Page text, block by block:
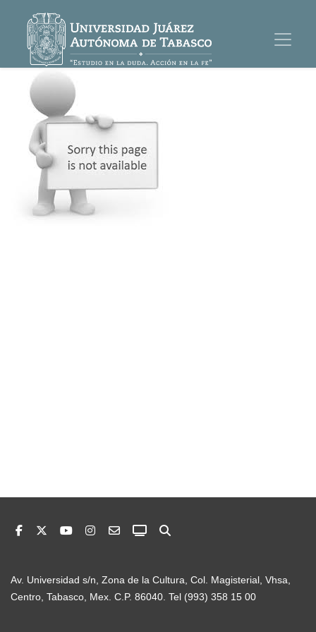
Av. Universidad s/n, Zona de la Cultura, Col. Magisterial, Vhsa,
Centro, Tabasco, Mex. C.P. 86040. Tel (993) 358 15 00